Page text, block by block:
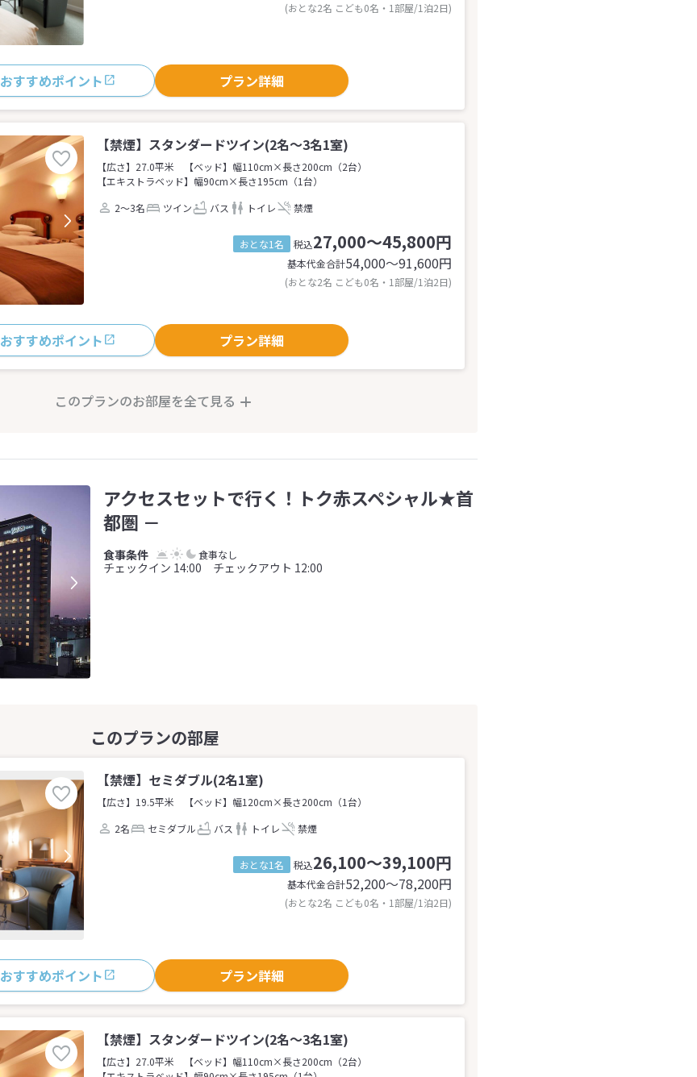
(おとな2名 こども0名・1部屋/1泊2日)
おすすめポイント プラン詳細
【禁煙】スタンダードツイン(2名～3名1室)
【広さ】27.0平米
【ベッド】幅110cm×長さ200cm（2台）
【エキストラベッド】幅90cm×長さ195cm（1台）
2～3名
ツイン バス トイレ 禁煙
おとな1名 税込27,000～45,800円
基本代金合計54,000〜91,600円
(おとな2名 こども0名・1部屋/1泊2日)
おすすめポイント プラン詳細
このプランのお部屋を全て見る
アクセスセットで行く！トク赤スペシャル★首
都圏 －
食事なし
チェックイン 14:00 チェックアウト 12:00
【禁煙】セミダブル(2名1室)
【広さ】19.5平米
【ベッド】幅120cm×長さ200cm（1台）
2名
セミダブル バス トイレ 禁煙
おとな1名 税込26,100～39,100円
基本代金合計52,200〜78,200円
(おとな2名 こども0名・1部屋/1泊2日)
おすすめポイント プラン詳細
【禁煙】スタンダードツイン(2名～3名1室)
【広さ】27.0平米
【ベッド】幅110cm×長さ200cm（2台）